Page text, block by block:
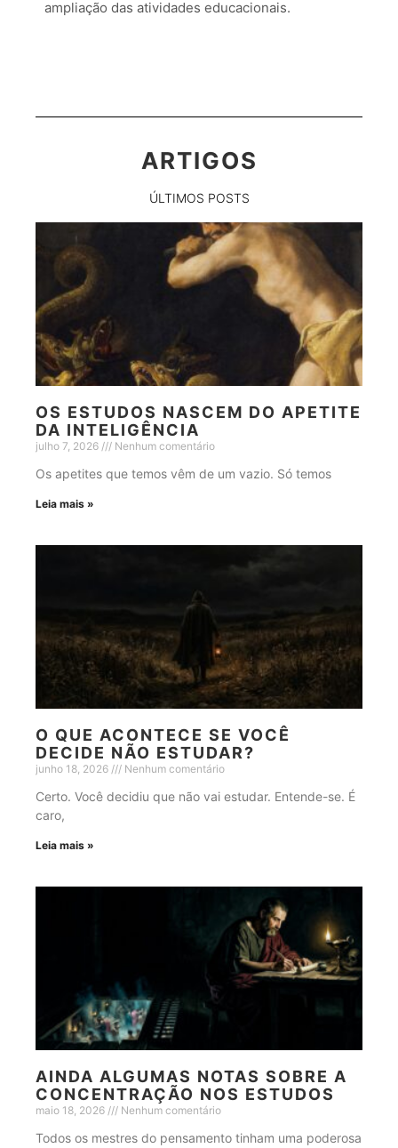
ampliação das atividades educacionais.
ARTIGOS
ÚLTIMOS POSTS
OS ESTUDOS NASCEM DO APETITE
DA INTELIGÊNCIA
julho 7, 2026 Nenhum comentário
Os apetites que temos vêm de um vazio. Só temos
Leia mais »
O QUE ACONTECE SE VOCÊ
DECIDE NÃO ESTUDAR?
junho 18, 2026 Nenhum comentário
Certo. Você decidiu que não vai estudar. Entende-se. É
caro,
Leia mais »
AINDA ALGUMAS NOTAS SOBRE A
CONCENTRAÇÃO NOS ESTUDOS
maio 18, 2026 Nenhum comentário
Todos os mestres do pensamento tinham uma poderosa